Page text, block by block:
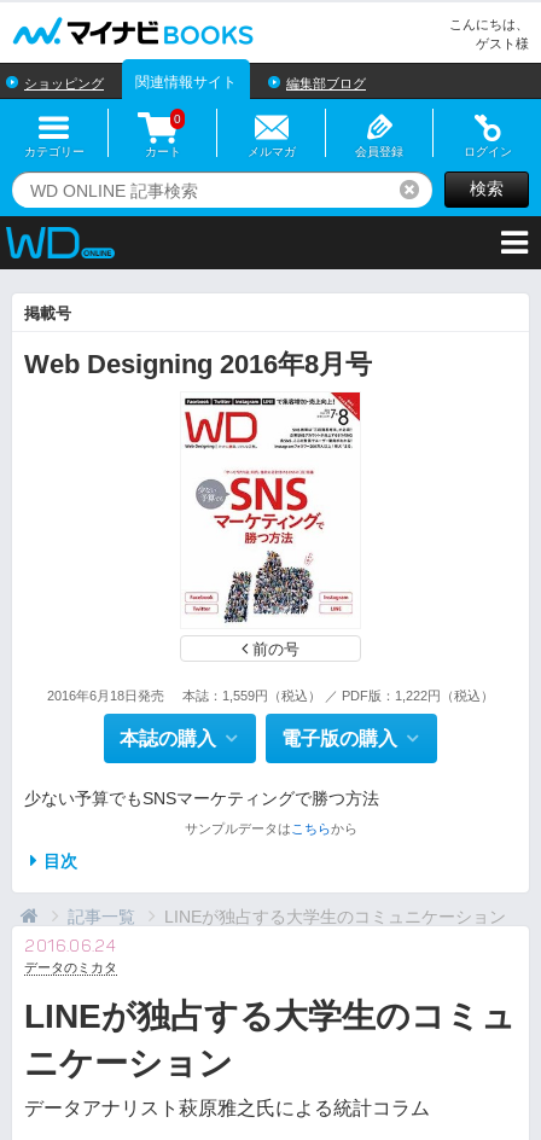
こんにちは、
ゲスト様
ショッピング 関連情報サイト 編集部ブログ
カテゴリー カート
0
メルマガ 会員登録 ログイン
リセット検索
掲載号
Web Designing 2016年8月号
前の号
2016年6月18日発売 本誌：1,559円（税込） ／ PDF版：1,222円（税込）
本誌の購入 電子版の購入
少ない予算でもSNSマーケティングで勝つ方法
サンプルデータは こちらから
目次
記事一覧 LINEが独占する大学生のコミュニケーション
2016.06.24
データのミカタ
LINEが独占する大学生のコミュ
ニケーション
データアナリスト萩原雅之氏による統計コラム